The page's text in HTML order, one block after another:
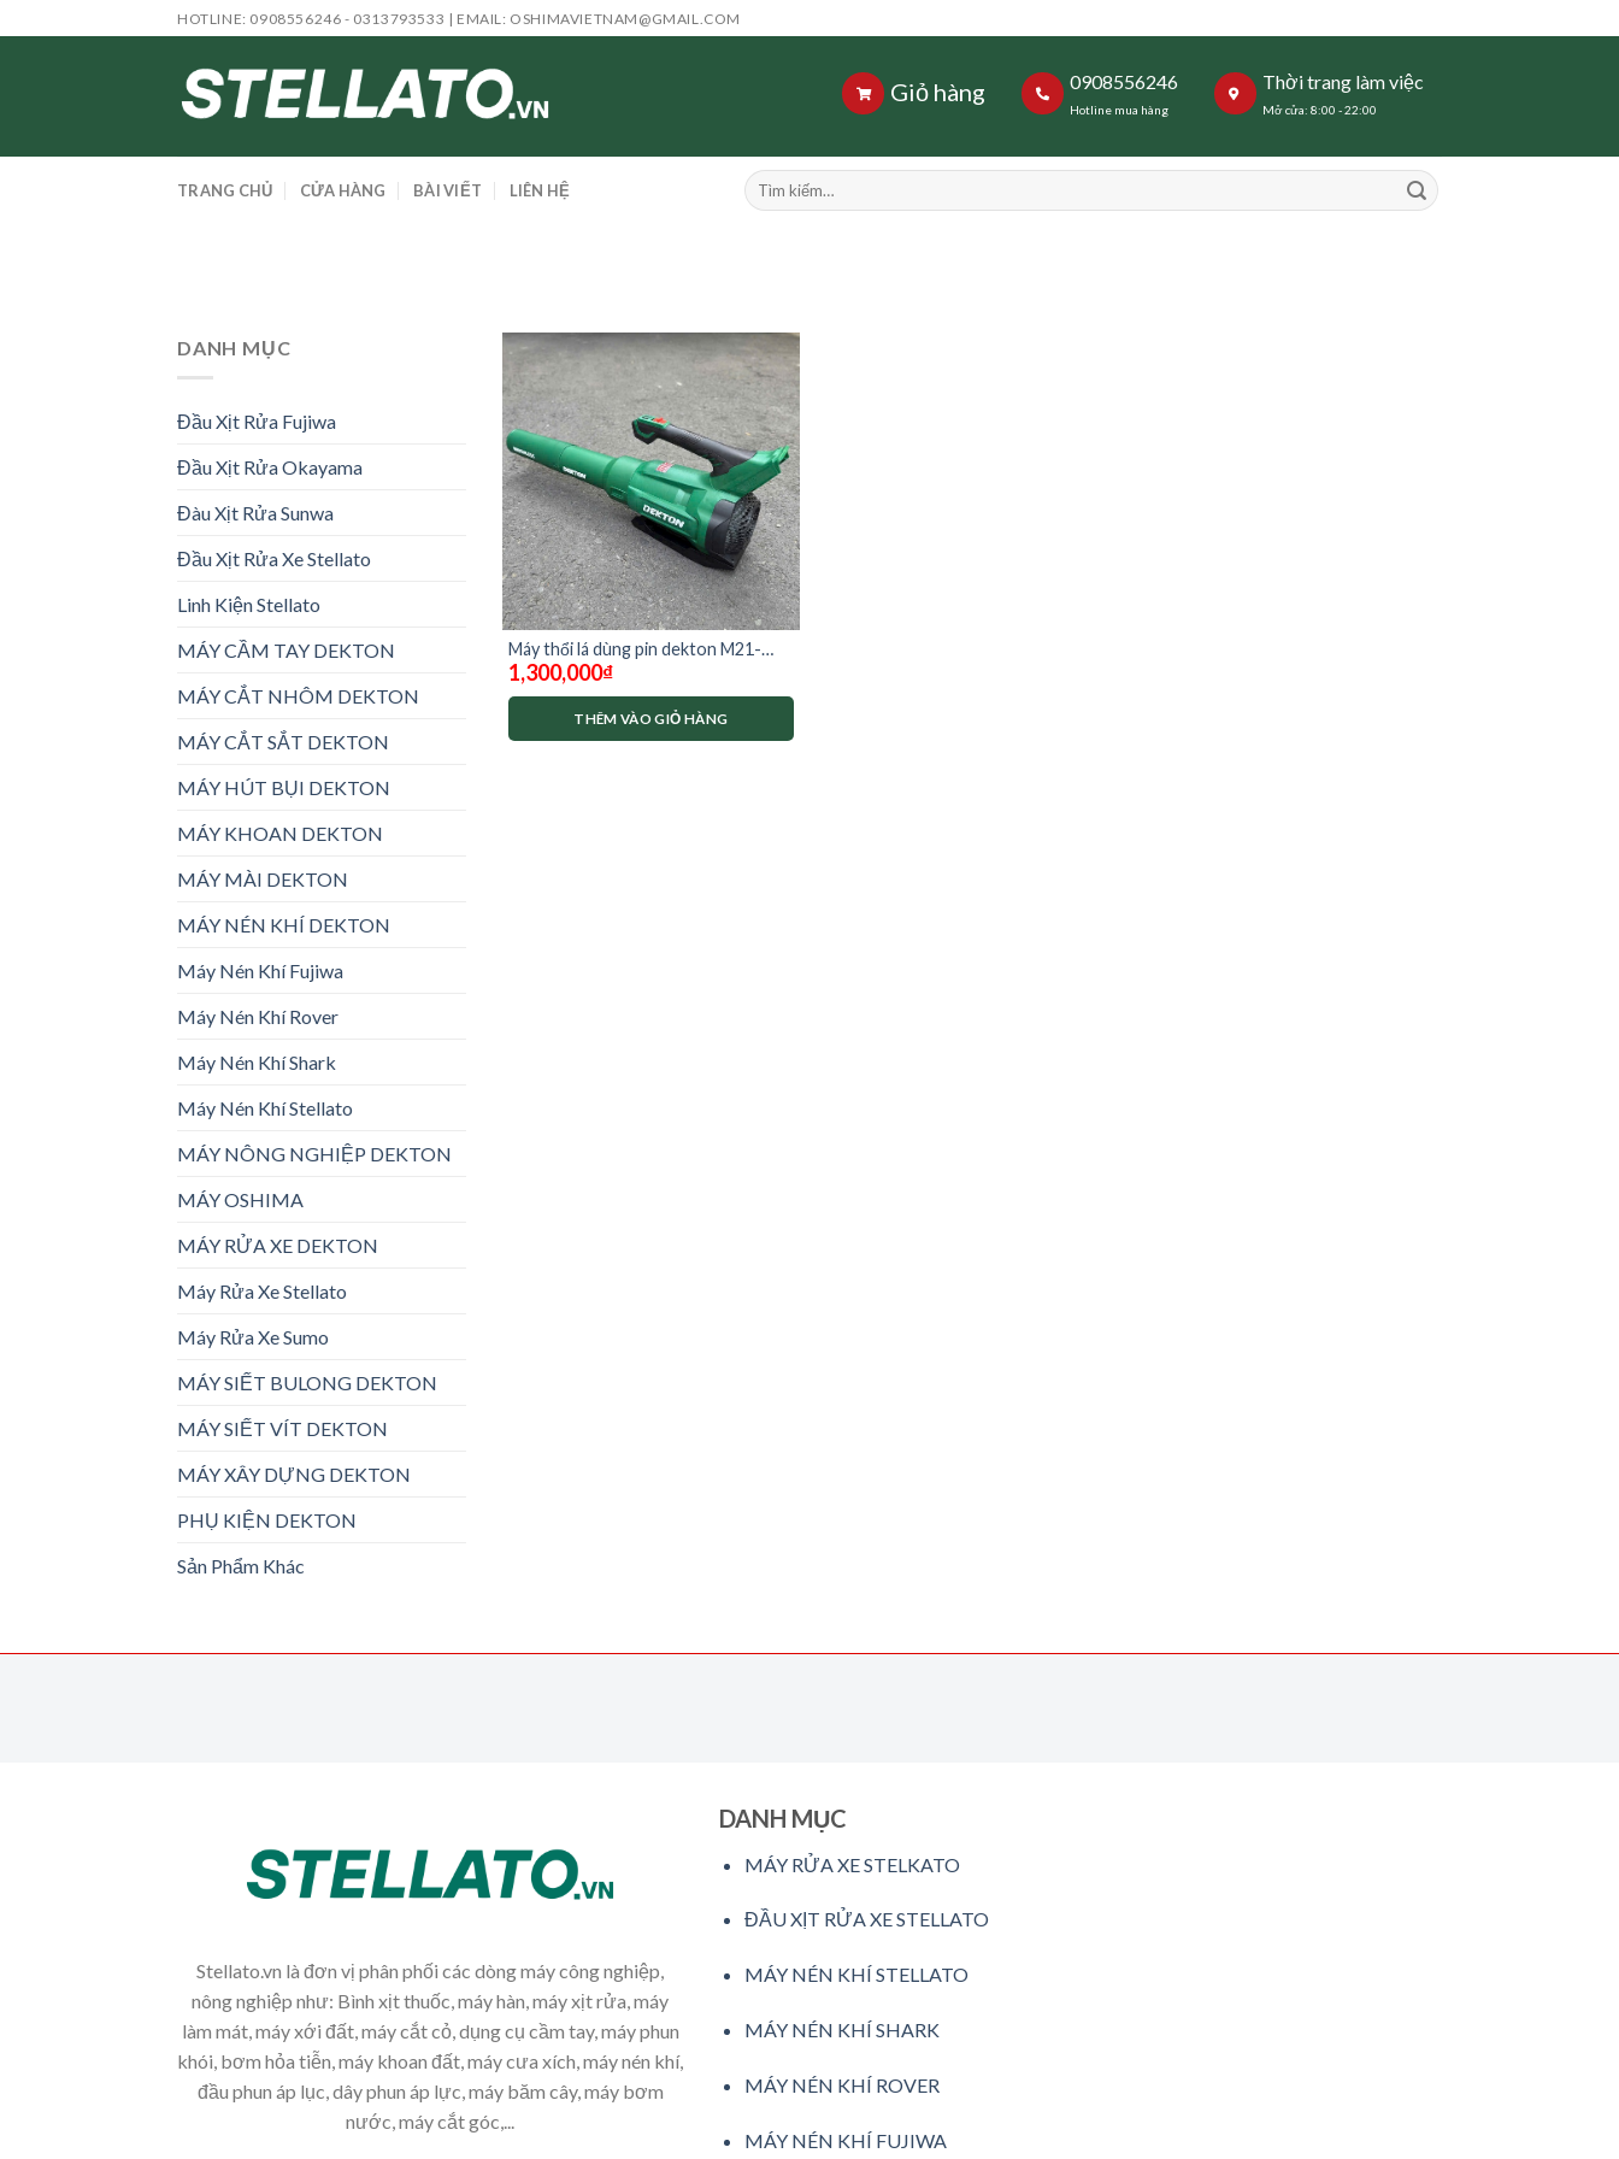
to
HOTLINE: 0908556246 - 0313793533 | EMAIL: OSHIMAVIETNAM@GMAIL.COM
Giỏ hàng 0908556246
Hotline mua hàng
Thời trang làm việc
Mở cửa: 8:00 - 22:00
TRANG CHỦ CỬA HÀNG BÀI VIẾT LIÊN HỆ
Tìm
kiếm:
DANH MỤC
Đầu Xịt Rửa Fujiwa
Đầu Xịt Rửa Okayama
Đàu Xịt Rửa Sunwa
Đầu Xịt Rửa Xe Stellato
Linh Kiện Stellato
MÁY CẦM TAY DEKTON
MÁY CẮT NHÔM DEKTON
MÁY CẮT SẮT DEKTON
MÁY HÚT BỤI DEKTON
MÁY KHOAN DEKTON
MÁY MÀI DEKTON
MÁY NÉN KHÍ DEKTON
Máy Nén Khí Fujiwa
Máy Nén Khí Rover
Máy Nén Khí Shark
Máy Nén Khí Stellato
MÁY NÔNG NGHIỆP DEKTON
MÁY OSHIMA
MÁY RỬA XE DEKTON
Máy Rửa Xe Stellato
Máy Rửa Xe Sumo
MÁY SIẾT BULONG DEKTON
MÁY SIẾT VÍT DEKTON
MÁY XÂY DỰNG DEKTON
PHỤ KIỆN DEKTON
Sản Phẩm Khác
Máy thổi lá dùng pin dekton M21-
TL01BL ( chưa có pin sạc)
1,300,000₫
THÊM VÀO GIỎ HÀNG
Stellato.vn là đơn vị phân phối các dòng máy công nghiệp,
nông nghiệp như: Bình xịt thuốc, máy hàn, máy xịt rửa, máy
làm mát, máy xới đất, máy cắt cỏ, dụng cụ cầm tay, máy phun
khói, bơm hỏa tiễn, máy khoan đất, máy cưa xích, máy nén khí,
đầu phun áp lục, dây phun áp lực, máy băm cây, máy bơm
nước, máy cắt góc,...
DANH MỤC
MÁY RỬA XE STELKATO
ĐẦU XỊT RỬA XE STELLATO
MÁY NÉN KHÍ STELLATO
MÁY NÉN KHÍ SHARK
MÁY NÉN KHÍ ROVER
MÁY NÉN KHÍ FUJIWA